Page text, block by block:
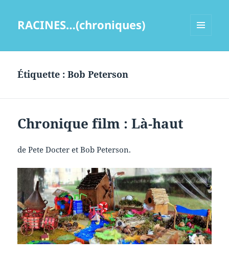
RACINES…(chroniques)
Étiquette :Bob Peterson
Chronique film : Là-haut
de Pete Docter et Bob Peterson.